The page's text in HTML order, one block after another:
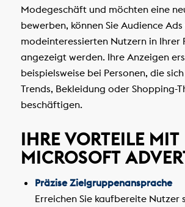
Modegeschäft und möchten eine
bewerben, können Sie Audience
modeinteressierten Nutzern in Ihrer
angezeigt werden. Ihre Anzeigen
beispielsweise bei Personen, die
Trends, Bekleidung oder Shopping-
beschäftigen.
IHRE VORTEILE MIT
MICROSOFT
Präzise Zielgruppenansprache
Erreichen Sie kaufbereite Nutzer